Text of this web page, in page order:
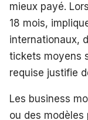
mieux payé.
18 mois,
internationaux,
tickets moyens
requise justifie
Les business
ou des